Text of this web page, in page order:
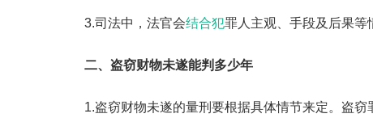
3.司法中，法官会结合犯罪人主观、手段及后果等
二、盗窃财物未遂能判多少年
1.盗窃财物未遂的量刑要根据具体情节来定。盗窃